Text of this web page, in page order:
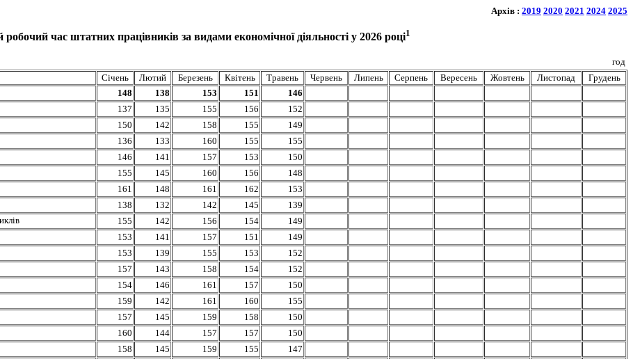
Архів : 2019 2020 2021 2024 2025
час штатних працівників за видами економічної діяльності у 2026 році1
год
Січень Лютий Березень Квітень Травень Червень Липень Серпень Вересень Жовтень Листопад
Грудень
148 138 153 151
146
137 135 155 156
152
150 142 158 155
149
136 133 160 155
155
146 141 157 153
150
155 145 160 156
148
161 148 161 162
153
138 132 142 145
139
155 142 156 154
149
153 141 157 151
149
153 139 155 153
152
157 143 158 154
152
154 146 161 157
150
159 142 161 160
155
157 145 159 158
150
160 144 157 157
150
158 145 159 155
147